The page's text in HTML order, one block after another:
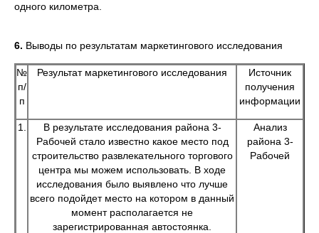
одного километра.
6. Выводы по результатам маркетингового исследования
№
п/
п
Результат маркетингового исследования
Источник
получения
информации
1.
В результате исследования района 3-
Рабочей стало известно какое место под
строительство развлекательного торгового
центра мы можем использовать. В ходе
исследования было выявлено что лучше
всего подойдет место на котором в данный
момент располагается не
зарегистрированная автостоянка.
Анализ
района 3-
Рабочей